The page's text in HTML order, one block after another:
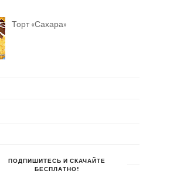
Торт «Сахара»
ПОДПИШИТЕСЬ И СКАЧАЙТЕ
БЕСПЛАТНО!